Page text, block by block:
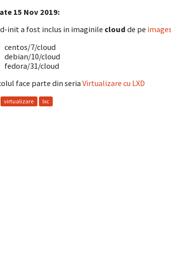
15 Nov 2019:
init a fost inclus in imaginile cloud de pe
centos/7/cloud
debian/10/cloud
fedora/31/cloud
face parte din seria Virtualizare cu LXD
virtualizare lxc